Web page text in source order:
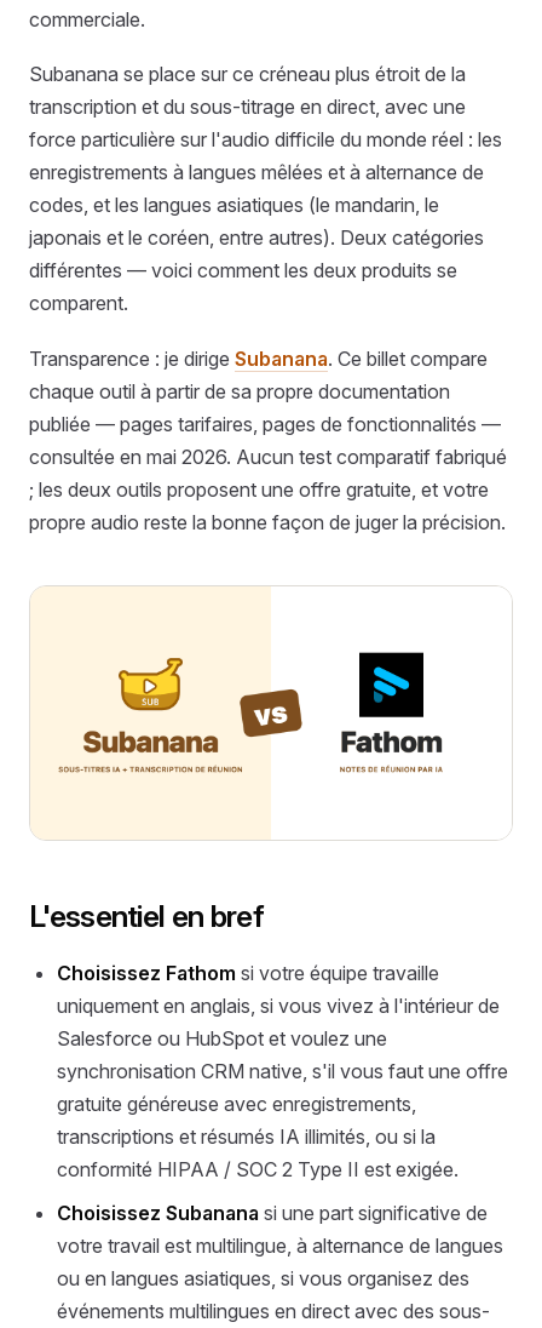
commerciale.
Subanana se place sur ce créneau plus étroit de la
transcription et du sous-titrage en direct, avec une
force particulière sur l'audio difficile du monde réel : les
enregistrements à langues mêlées et à alternance de
codes, et les langues asiatiques (le mandarin, le
japonais et le coréen, entre autres). Deux catégories
différentes — voici comment les deux produits se
comparent.
Transparence : je dirige Subanana. Ce billet compare
chaque outil à partir de sa propre documentation
publiée — pages tarifaires, pages de fonctionnalités —
consultée en mai 2026. Aucun test comparatif fabriqué
; les deux outils proposent une offre gratuite, et votre
propre audio reste la bonne façon de juger la précision.
L'essentiel en bref
Choisissez Fathom si votre équipe travaille
uniquement en anglais, si vous vivez à l'intérieur de
Salesforce ou HubSpot et voulez une
synchronisation CRM native, s'il vous faut une offre
gratuite généreuse avec enregistrements,
transcriptions et résumés IA illimités, ou si la
conformité HIPAA / SOC 2 Type II est exigée.
Choisissez Subanana si une part significative de
votre travail est multilingue, à alternance de langues
ou en langues asiatiques, si vous organisez des
événements multilingues en direct avec des sous-